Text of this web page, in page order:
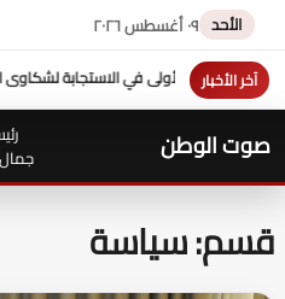
الأحد ٠٩ أغسطس ٢٠٢٦
آخر الأخبار
عزاءفي الاستجابة لشكاوى المواطنين
صوت الوطن
قسم: سياسة